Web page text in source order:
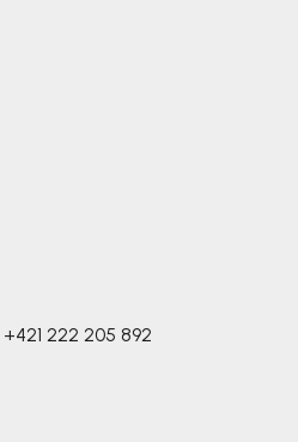
+421 222 205 892